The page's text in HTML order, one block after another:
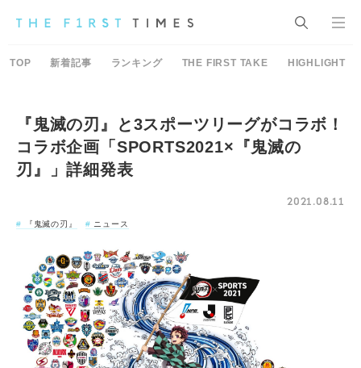
TOP 新着記事 ランキング THE FIRST TAKE HIGHLIGHT
『鬼滅の刃』と3スポーツリーグがコラボ！
コラボ企画「SPORTS2021×『鬼滅の
刃』」詳細発表
2021.08.11
『鬼滅の刃』 ニュース